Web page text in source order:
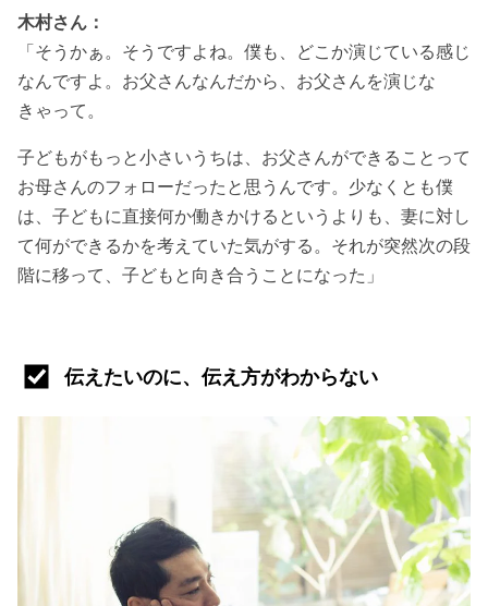
木村さん：
「そうかぁ。そうですよね。僕も、どこか演じている感じ
なんですよ。お父さんなんだから、お父さんを演じな
きゃって。
子どもがもっと小さいうちは、お父さんができることって
お母さんのフォローだったと思うんです。少なくとも僕
は、子どもに直接何か働きかけるというよりも、妻に対し
て何ができるかを考えていた気がする。それが突然次の段
階に移って、子どもと向き合うことになった」
伝えたいのに、伝え方がわからない